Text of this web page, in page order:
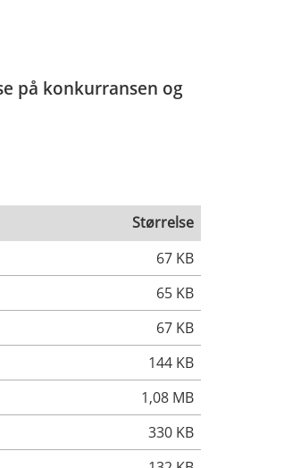
på konkurransen og
Størrelse
67 KB
65 KB
67 KB
144 KB
1,08 MB
330 KB